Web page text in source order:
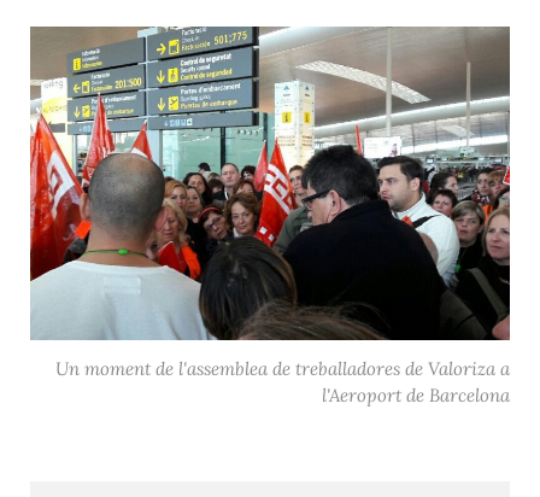
Un moment de l'assemblea de treballadores de Valoriza a
l'Aeroport de Barcelona